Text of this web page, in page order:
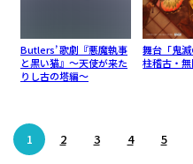
Butlers’ 歌劇『悪魔執事
と黒い猫』～天使が来た
りし古の塔編～
舞台「鬼
柱稽古・
1 2 3 4 5